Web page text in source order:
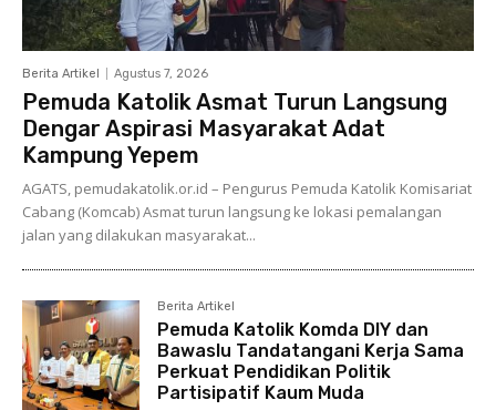
Berita Artikel Agustus 7, 2026
Pemuda Katolik Asmat Turun Langsung
Dengar Aspirasi Masyarakat Adat
Kampung Yepem
AGATS, pemudakatolik.or.id – Pengurus Pemuda Katolik Komisariat
Cabang (Komcab) Asmat turun langsung ke lokasi pemalangan
jalan yang dilakukan masyarakat...
Berita Artikel
Pemuda Katolik Komda DIY dan
Bawaslu Tandatangani Kerja Sama
Perkuat Pendidikan Politik
Partisipatif Kaum Muda